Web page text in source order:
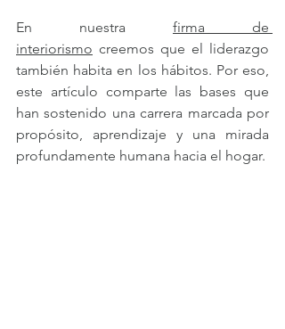
En nuestra firma de
interiorismo creemos que el liderazgo
también habita en los hábitos. Por eso,
este artículo comparte las bases que
han sostenido una carrera marcada por
propósito, aprendizaje y una mirada
profundamente humana hacia el hogar.